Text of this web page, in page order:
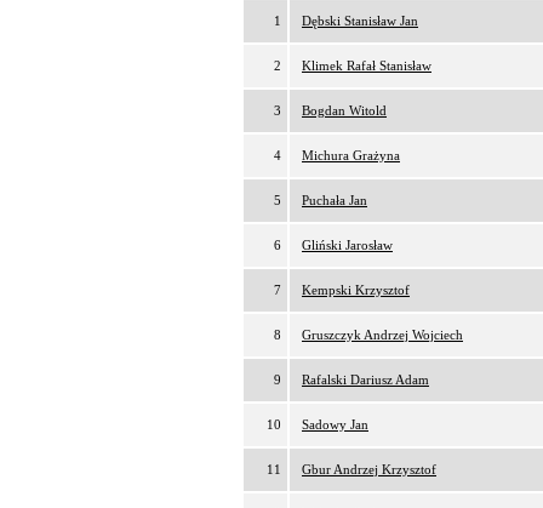
1 Dębski Stanisław Jan
2 Klimek Rafał Stanisław
3 Bogdan Witold
4 Michura Grażyna
5 Puchała Jan
6 Gliński Jarosław
7 Kempski Krzysztof
8 Gruszczyk Andrzej Wojciech
9 Rafalski Dariusz Adam
10 Sadowy Jan
11 Gbur Andrzej Krzysztof